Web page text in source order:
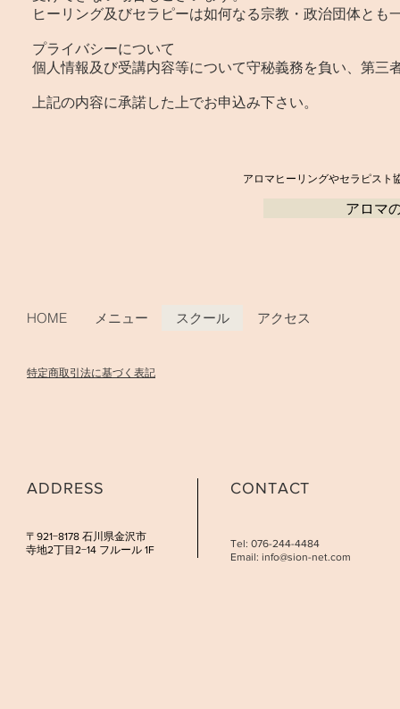
ヒーリング及びセラピーは如何なる宗教・政治団体とも
プライバシーについて
個人情報及び受講内容等について守秘義務を負い、第三
上記の内容に承諾した上でお申込み下さい。​
アロマヒーリングやセラピスト
アロマ
HOME メニュー スクール アクセス
​特定商取引法に基づく表記
ADDRESS
​〒921−8178 石川県金沢市
寺地2丁目2−14 フルール 1F
CONTACT
Tel: 076-244-4484
Email: info@sion-net.com